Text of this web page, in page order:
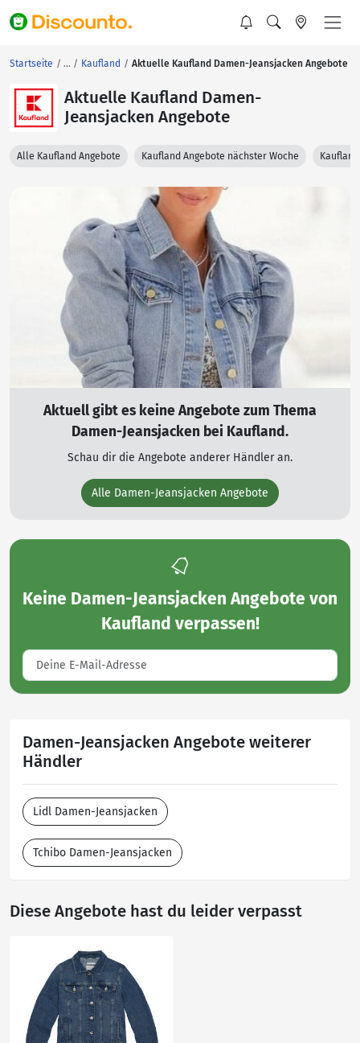
Startseite Kaufland Aktuelle Kaufland Damen-Jeansjacken Angebote
Aktuelle Kaufland Damen-
Jeansjacken Angebote
Alle Kaufland Angebote Kaufland Angebote nächster Woche
Aktuell gibt es keine Angebote zum Thema
Damen-Jeansjacken bei Kaufland.
Schau dir die Angebote anderer Händler an.
Alle Damen-Jeansjacken Angebote
Keine Damen-Jeansjacken Angebote von
Kaufland verpassen!
Damen-Jeansjacken Angebote weiterer
Händler
Lidl Damen-Jeansjacken
Tchibo Damen-Jeansjacken
Diese Angebote hast du leider verpasst